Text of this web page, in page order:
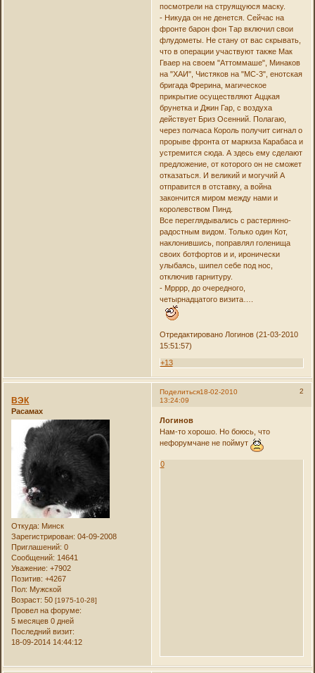
посмотрели на струящуюся маску.
- Никуда он не денется. Сейчас на
фронте барон фон Тар включил свои
флудометы. Не стану от вас скрывать,
что в операции участвуют также Мак
Гваер на своем "Аттоммаше", Минаков
на "ХАИ", Чистяков на "МС-3", енотская
бригада Фрерина, магическое
прикрытие осуществляют Аццкая
брунетка и Джин Гар, с воздуха
действует Бриз Осенний. Полагаю,
через полчаса Король получит сигнал о
прорыве фронта от маркиза Карабаса и
устремится сюда. А здесь ему сделают
предложение, от которого он не сможет
отказаться. И великий и могучий А
отправится в отставку, а война
закончится миром между нами и
королевством Пинд.
Все переглядывались с растерянно-
радостным видом. Только один Кот,
наклонившись, поправлял голенища
своих ботфортов и и, иронически
улыбаясь, шипел себе под нос,
отключив гарнитуру.
- Мрррр, до очередного,
четырнадцатого визита….
Отредактировано Логинов (21-03-2010
15:51:57)
+13
Поделиться 2
18-02-2010
13:24:09
ВЭК
Расамах
Откуда: Минск
Зарегистрирован: 04-09-2008
Приглашений: 0
Сообщений: 14641
Уважение: +7902
Позитив: +4267
Пол: Мужской
Возраст: 50[1975-10-28]
Провел на форуме:
5 месяцев 0 дней
Последний визит:
18-09-2014 14:44:12
Логинов
Нам-то хорошо. Но боюсь, что
нефорумчане не поймут
0